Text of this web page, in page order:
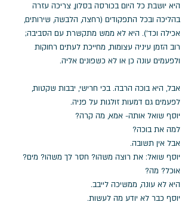
היא יושבת כל היום בכורסה בסלון, צריכה עזרה
בהליכה ובכל התפקודים (רחצה, הלבשה, שירותים,
אכילה וכד'). היא לא ממש מתקשרת עם הסביבה;
רוב הזמן עיניה עצומות, מחייכת לעתים רחוקות
ולפעמים עונה כן או לא כשפונים אליה.
אבל, היא בוכה הרבה. בכי חרישי, יבבות שקטות,
לפעמים גם דמעות זולגות על פניה.
יוסף שואל אותה- אמא, מה קרה?
למה את בוכה?
אבל אין תשובה.
יוסף שואל: את רוצה משהו? חסר לך משהו? מים?
אוכל? מה?
היא לא עונה, ממשיכה לייבב.
יוסף כבר לא יודע מה לעשות.